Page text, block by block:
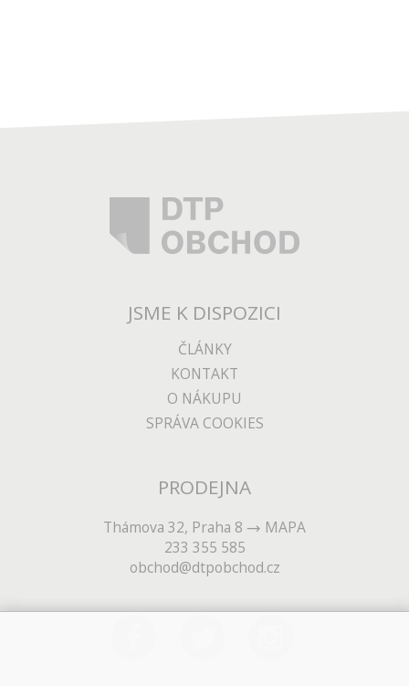
JSME K DISPOZICI
ČLÁNKY
KONTAKT
O NÁKUPU
SPRÁVA COOKIES
PRODEJNA
Thámova 32, Praha 8
MAPA
233 355 585
obchod@dtpobchod.cz